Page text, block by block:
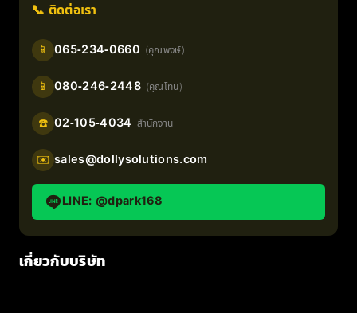
📞 ติดต่อเรา
📱 065-234-0660 (คุณพงษ์)
📱 080-246-2448 (คุณโทน)
☎️ 02-105-4034 สำนักงาน
✉️ sales@dollysolutions.com
LINE: @dpark168
เกี่ยวกับบริษัท